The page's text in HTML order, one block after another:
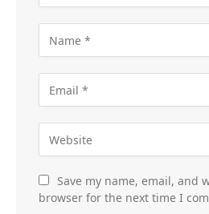
Save my name, email, and
browser for the next time I